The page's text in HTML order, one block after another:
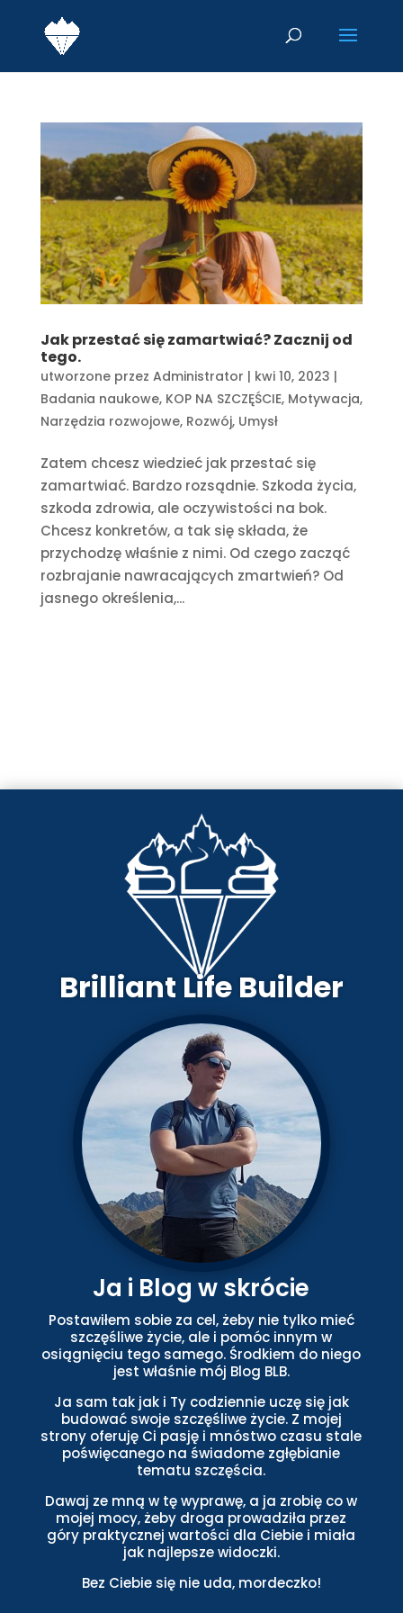
Jak przestać się zamartwiać? Zacznij od
tego.
utworzone przez Administrator | kwi 10, 2023 |
Badania naukowe, KOP NA SZCZĘŚCIE, Motywacja,
Narzędzia rozwojowe, Rozwój, Umysł
Zatem chcesz wiedzieć jak przestać się
zamartwiać. Bardzo rozsądnie. Szkoda życia,
szkoda zdrowia, ale oczywistości na bok.
Chcesz konkretów, a tak się składa, że
przychodzę właśnie z nimi. Od czego zacząć
rozbrajanie nawracających zmartwień? Od
jasnego określenia,...
Brilliant Life Builder
Ja i Blog w skrócie
Postawiłem sobie za cel, żeby nie tylko mieć
szczęśliwe życie, ale i pomóc innym w
osiągnięciu tego samego. Środkiem do niego
jest właśnie mój Blog BLB.
Ja sam tak jak i Ty codziennie uczę się jak
budować swoje szczęśliwe życie. Z mojej
strony oferuję Ci pasję i mnóstwo czasu stale
poświęcanego na świadome zgłębianie
tematu szczęścia.
Dawaj ze mną w tę wyprawę, a ja zrobię co w
mojej mocy, żeby droga prowadziła przez
góry praktycznej wartości dla Ciebie i miała
jak najlepsze widoczki.
Bez Ciebie się nie uda, mordeczko!